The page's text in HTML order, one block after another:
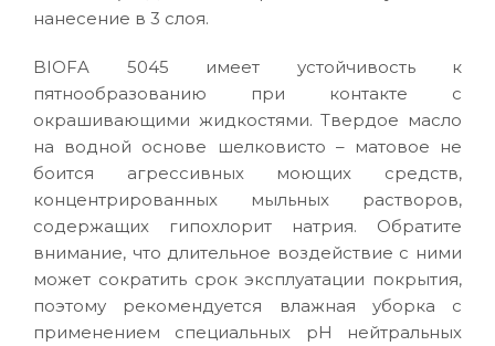
нанесение в 3 слоя.
BIOFA 5045 имеет устойчивость к
пятнообразованию при контакте с
окрашивающими жидкостями. Твердое масло
на водной основе шелковисто – матовое не
боится агрессивных моющих средств,
концентрированных мыльных растворов,
содержащих гипохлорит натрия. Обратите
внимание, что длительное воздействие с ними
может сократить срок эксплуатации покрытия,
поэтому рекомендуется влажная уборка с
применением специальных pH нейтральных